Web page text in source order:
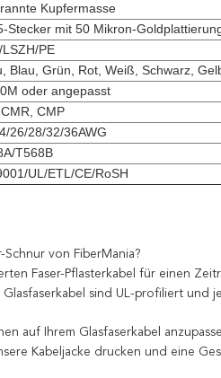
Kupfermasse
Stecker mit 50 Mikron-
LSZH/PE
Blau, Grün, Rot, Weiß, Schwarz,
oder angepasst
CMP
26/28/32/36AWG
T568B
UL/ETL/CE/RoSH
Schnur von FiberMania?
Faser-Pflasterkabel für einen
sind UL-profiliert und
auf Ihrem Glasfaserkabel
Kabeljacke drucken und eine